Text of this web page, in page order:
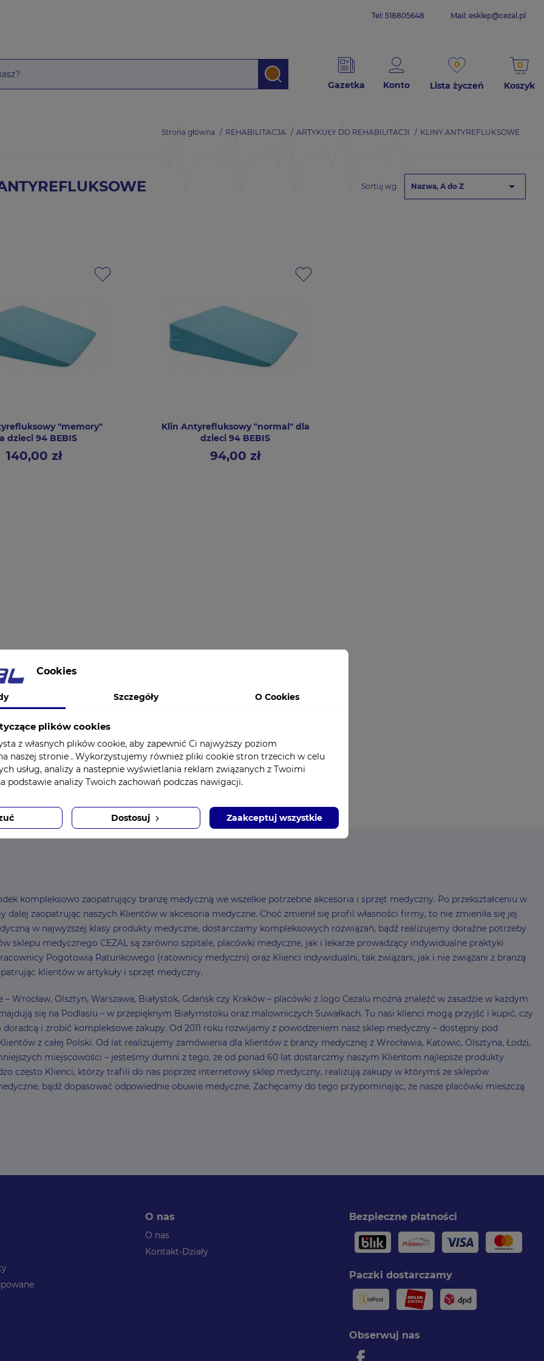
Tel: 518805648 Mail: esklep@cezal.pl
Gazetka Konto
0
Lista życzeń
0
Koszyk
Strona główna REHABILITACJA ARTYKUŁY DO REHABILITACJI KLINY ANTYREFLUKSOWE
Sortuj wg: Nazwa, A do Z 
"memory"
dzieci 94 BEBIS
Cena
140,00 zł
Klin Antyrefluksowy "normal" dla
dzieci 94 BEBIS
Cena
94,00 zł
kompleksowo zaopatrujący branżę medyczną we wszelkie potrzebne akcesoria i sprzęt medyczny. Po przekształceniu w
dalej zaopatrując naszych Klientów w akcesoria medyczne. Choć zmienił się profil własności firmy, to nie zmieniła się jej
w najwyższej klasy produkty medyczne, dostarczamy kompleksowych rozwiązań, bądź realizujemy doraźne potrzeby
medycznego CEZAL są zarówno szpitale, placówki medyczne, jak i lekarze prowadzący indywidualne praktyki
Pogotowia Ratunkowego (ratownicy medyczni) oraz Klienci indywidualni, tak związani, jak i nie związani z branżą
klientów w artykuły i sprzęt medyczny.
Wrocław, Olsztyn, Warszawa, Białystok, Gdańsk czy Kraków – placówki z logo Cezalu można znaleźć w zasadzie w każdym
się na Podlasiu – w przepięknym Białymstoku oraz malowniczych Suwałkach. Tu nasi klienci mogą przyjść i kupić, czy
i zrobić kompleksowe zakupy. Od 2011 roku rozwijamy z powodzeniem nasz sklep medyczny – dostępny pod
z całej Polski. Od lat realizujemy zamówienia dla klientów z branży medycznej z Wrocławia, Katowic, Olsztyna, Łodzi,
miejscowości – jesteśmy dumni z tego, że od ponad 60 lat dostarczmy naszym Klientom najlepsze produkty
często Klienci, którzy trafili do nas poprzez internetowy sklep medyczny, realizują zakupy w którymś ze sklepów
bądź dopasować odpowiednie obuwie medyczne. Zachęcamy do tego przypominając, że nasze placówki mieszczą
O nas
O nas
Kontakt-Działy
Bezpieczne płatności
Paczki dostarczamy
Obserwuj nas
Cookies
Szczegóły O Cookies
plików cookies
z własnych plików cookie, aby zapewnić Ci najwyższy poziom
naszej stronie . Wykorzystujemy również pliki cookie stron trzecich w celu
usług, analizy a nastepnie wyświetlania reklam związanych z Twoimi
podstawie analizy Twoich zachowań podczas nawigacji.
Dostosuj Zaakceptuj wszystkie